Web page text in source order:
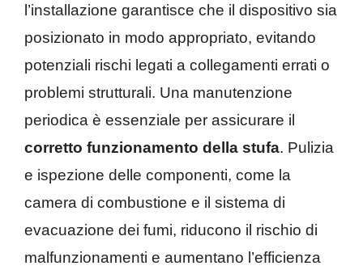
l’installazione garantisce che il dispositivo sia
posizionato in modo appropriato, evitando
potenziali rischi legati a collegamenti errati o
problemi strutturali. Una manutenzione
periodica è essenziale per assicurare il
corretto funzionamento della stufa. Pulizia
e ispezione delle componenti, come la
camera di combustione e il sistema di
evacuazione dei fumi, riducono il rischio di
malfunzionamenti e aumentano l’efficienza